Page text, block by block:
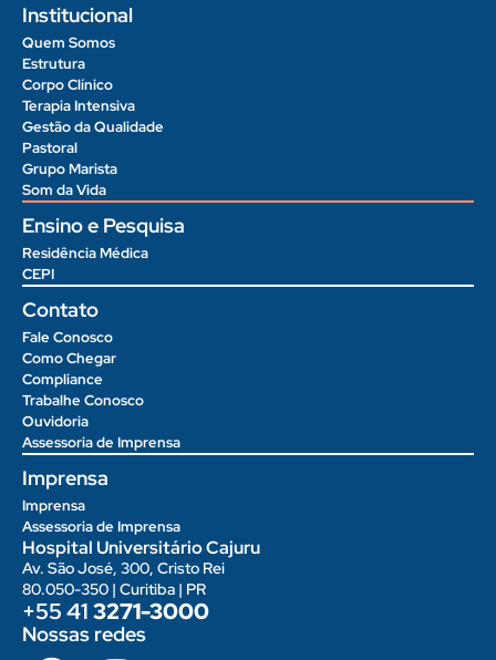
Institucional
Quem Somos
Estrutura
Corpo Clínico
Terapia Intensiva
Gestão da Qualidade
Pastoral
Grupo Marista
Som da Vida
Ensino e Pesquisa
Residência Médica
CEPI
Contato
Fale Conosco
Como Chegar
Compliance
Trabalhe Conosco
Ouvidoria
Assessoria de Imprensa
Imprensa
Imprensa
Assessoria de Imprensa
Hospital Universitário Cajuru
Av. São José, 300, Cristo Rei
80.050-350 | Curitiba | PR
+55 413271-3000
Nossas redes